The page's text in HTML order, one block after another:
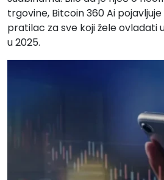
trgovine, Bitcoin 360 Ai
pratilac za sve koji žele ovladati
u 2025.